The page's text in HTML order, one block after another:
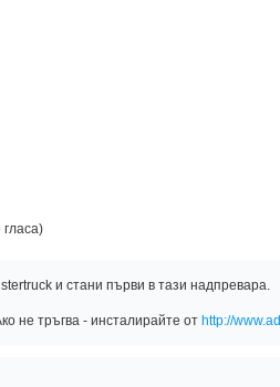
гласа)
и стани първи в тази надпревара.
не тръгва - инсталирайте от http://